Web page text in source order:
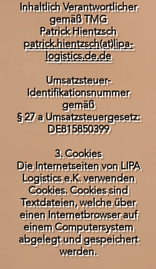
Inhaltlich Verantwortlicher
gemäß TMG
Patrick Hientzsch
patrick.hientzsch(at)lipa-
logistics.de.de
Umsatzsteuer-
Identifikationsnummer
gemäß
§ 27 a Umsatzsteuergesetz:
DE815850399
3. Cookies
Die Internetseiten von LIPA
Logistics e.K. verwenden
Cookies. Cookies sind
Textdateien, welche über
einen Internetbrowser auf
einem Computersystem
abgelegt und gespeichert
werden.